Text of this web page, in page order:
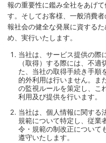
報の重要性に鑑み全社をあげ
す。そしてお客様、一般消費
報社会の健全な発展に資する
め、実行いたします。
当社は、サービス提供の際
（取得）する際には、不
た、当社の取得手続き手順
的外利用は行いません。ま
の監視ルールを策定し、こ
利用及び提供を行います。
当社は、個人情報に関する
規範について特定し、従業
令・規範の制改正について
遵守いたします。